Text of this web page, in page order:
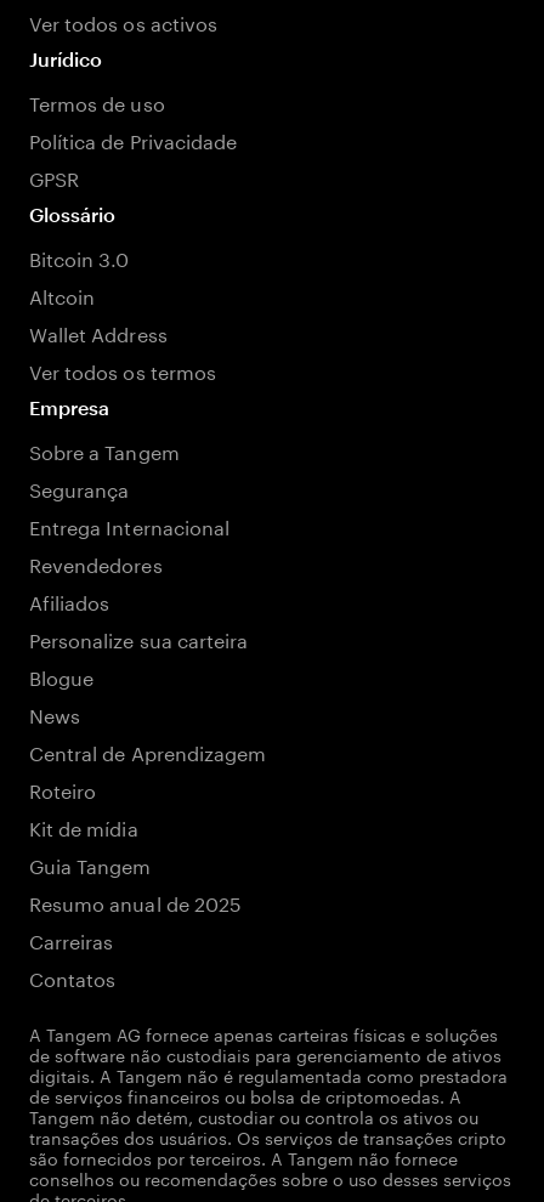
Ver todos os activos
Jurídico
Termos de uso
Política de Privacidade
GPSR
Glossário
Bitcoin 3.0
Altcoin
Wallet Address
Ver todos os termos
Empresa
Sobre a Tangem
Segurança
Entrega Internacional
Revendedores
Afiliados
Personalize sua carteira
Blogue
News
Central de Aprendizagem
Roteiro
Kit de mídia
Guia Tangem
Resumo anual de 2025
Carreiras
Contatos
A Tangem AG fornece apenas carteiras físicas e soluções
de software não custodiais para gerenciamento de ativos
digitais. A Tangem não é regulamentada como prestadora
de serviços financeiros ou bolsa de criptomoedas. A
Tangem não detém, custodiar ou controla os ativos ou
transações dos usuários. Os serviços de transações cripto
são fornecidos por terceiros. A Tangem não fornece
conselhos ou recomendações sobre o uso desses serviços